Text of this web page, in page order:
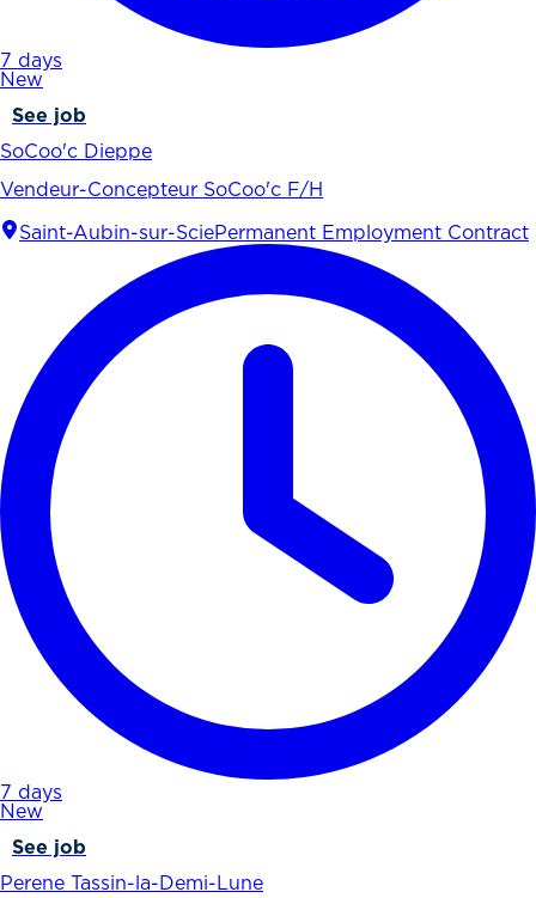
7 days
New
See job
SoCoo'c Dieppe
Vendeur-Concepteur SoCoo'c F/H
Saint-Aubin-sur-SciePermanent Employment Contract
7 days
New
See job
Perene Tassin-la-Demi-Lune